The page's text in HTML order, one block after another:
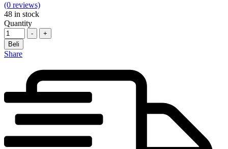
(0 reviews)
48 in stock
Quantity
-
+
Beli
Share